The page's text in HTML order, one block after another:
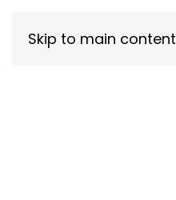
Skip to main content